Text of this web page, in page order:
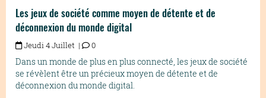
Les jeux de société comme moyen de détente et de
déconnexion du monde digital
Jeudi 4 Juillet | 0
Dans un monde de plus en plus connecté, les jeux de société
se révèlent être un précieux moyen de détente et de
déconnexion du monde digital.